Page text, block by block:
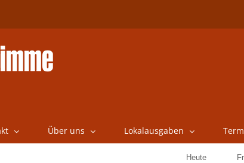
Über uns Lokalausgaben